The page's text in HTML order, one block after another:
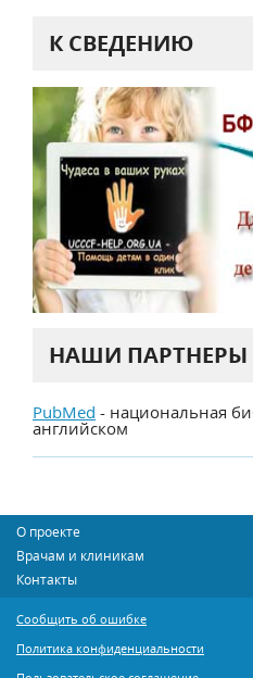
К СВЕДЕНИЮ
НАШИ ПАРТНЕРЫ
PubMed - национальная
английском
О проекте
Врачам и клиникам
Контакты
Сообщить об ошибке
Политика конфиденциальности